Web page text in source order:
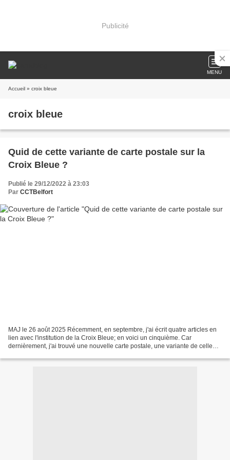
Publicité
MENU
Accueil » croix bleue
croix bleue
Quid de cette variante de carte postale sur la
Croix Bleue ?
Publié le 29/12/2022 à 23:03
Par CCTBelfort
MAJ le 26 août 2025 Récemment, en septembre, j'ai écrit quatre articles en
lien avec l'institution de la Croix Bleue; en voici un cinquième. Car
dernièrement, j'ai trouvé une nouvelle carte postale, une variante de celle